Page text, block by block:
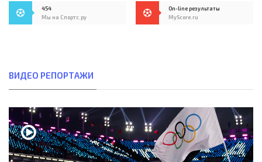
454
Мы на Спортс.ру
On-line результаты
MyScore.ru
ВИДЕО РЕПОРТАЖИ